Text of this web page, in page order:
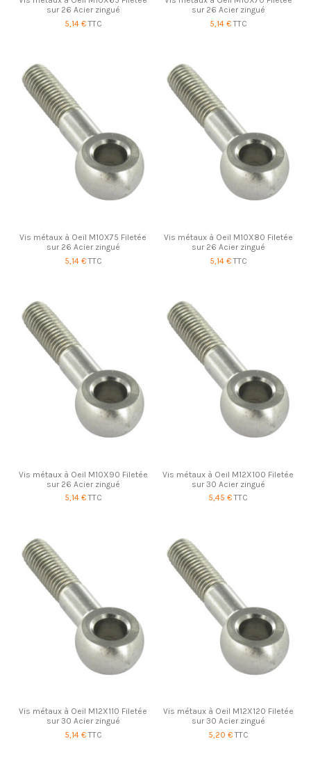
sur 26 Acier zingué
5,14 €TTC
sur 26 Acier zingué
5,14 €TTC
Vis métaux à Oeil M10X75 Filetée
sur 26 Acier zingué
5,14 €TTC
Vis métaux à Oeil M10X80 Filetée
sur 26 Acier zingué
5,14 €TTC
Vis métaux à Oeil M10X90 Filetée
sur 26 Acier zingué
5,14 €TTC
Vis métaux à Oeil M12X100 Filetée
sur 30 Acier zingué
5,45 €TTC
Vis métaux à Oeil M12X110 Filetée
sur 30 Acier zingué
5,14 €TTC
Vis métaux à Oeil M12X120 Filetée
sur 30 Acier zingué
5,20 €TTC